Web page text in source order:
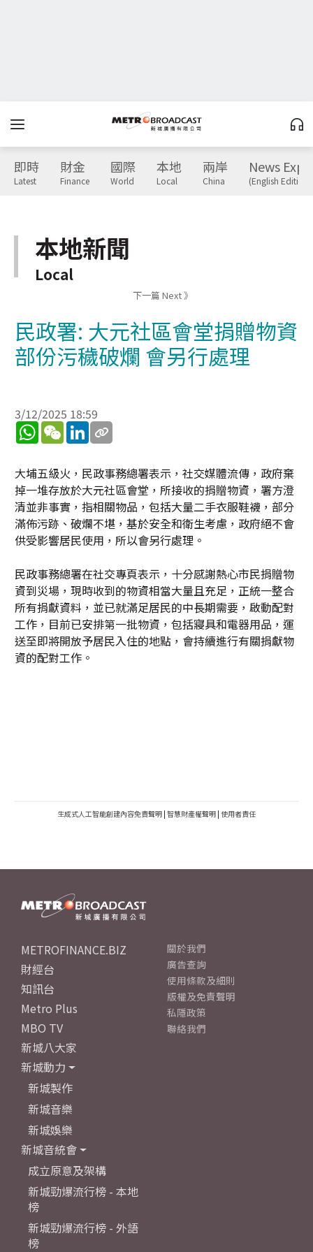
即時
Latest
財金
Finance
國際
World
本地
Local
兩岸
China
News
(English Edition)
本地新聞
Local
下一篇 Next 》
民政署: 大元社區會堂捐贈物資
部份污穢破爛 會另行處理
3/12/2025 18:59
WhatsApp
WeChatLinkedIn
大埔五級火，民政事務總署表示，社交媒體流傳，政府棄
掉一堆存放於大元社區會堂，所接收的捐贈物資，署方澄
清並非事實，指相關物品，包括大量二手衣服鞋襪，部分
滿佈污跡、破爛不堪，基於安全和衛生考慮，政府絕不會
供受影響居民使用，所以會另行處理。
民政事務總署在社交專頁表示，十分感謝熱心市民捐贈物
資到災場，現時收到的物資相當大量且充足，正統一整合
所有捐獻資料，並已就滿足居民的中長期需要，啟動配對
工作，目前已安排第一批物資，包括寢具和電器用品，運
送至即將開放予居民入住的地點，會持續進行有關捐獻物
資的配對工作。
生成式人工智能創建內容免責聲明 | 智慧財產權聲明 | 使用者責任
METROFINANCE.BIZ
財經台
知訊台
Metro Plus
MBO TV
新城八大家
新城動力
新城製作
新城音樂
新城娛樂
新城音統會
成立原意及架構
新城勁爆流行榜 - 本地
榜
新城勁爆流行榜 - 外語
榜
關於我們
廣告查詢
使用條款及細則
版權及免責聲明
私隱政策
聯絡我們